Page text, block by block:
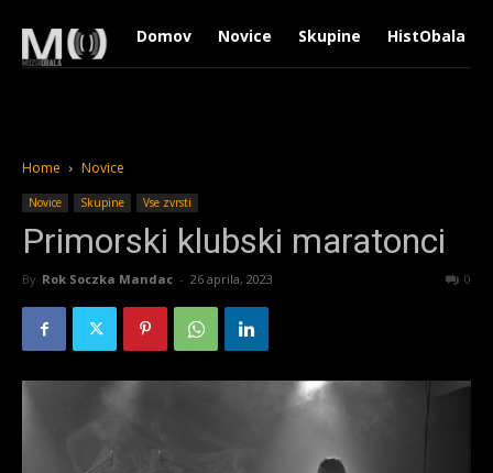
Domov Novice Skupine HistObala
Home Novice
Novice Skupine Vse zvrsti
Primorski klubski maratonci
By Rok Soczka Mandac - 26 aprila, 2023 0